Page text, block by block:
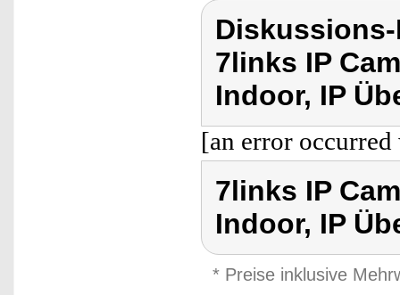
7links IP
Indoor, IP
[an error
7links IP
Indoor, IP
* Preise inklusive